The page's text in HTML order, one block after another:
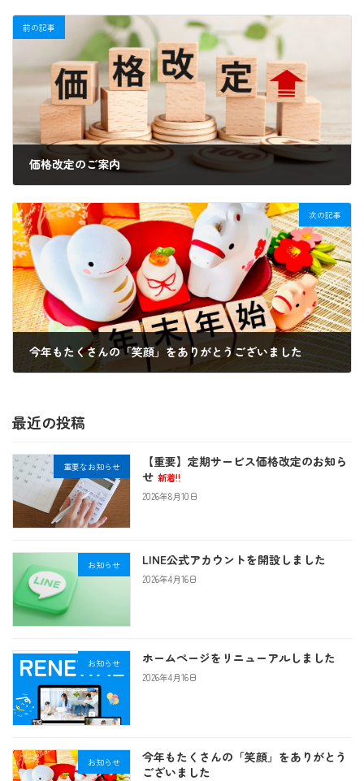
前の記事
価格改定のご案内
次の記事
今年もたくさんの「笑顔」をありがとうございました
最近の投稿
重要なお知らせ
【重要】定期サービス価格改定のお知ら
せ 新着!!
2026年8月10日
お知らせ LINE公式アカウントを開設しました
2026年4月16日
お知らせ ホームページをリニューアルしました
2026年4月16日
お知らせ
今年もたくさんの「笑顔」をありがとう
ございました